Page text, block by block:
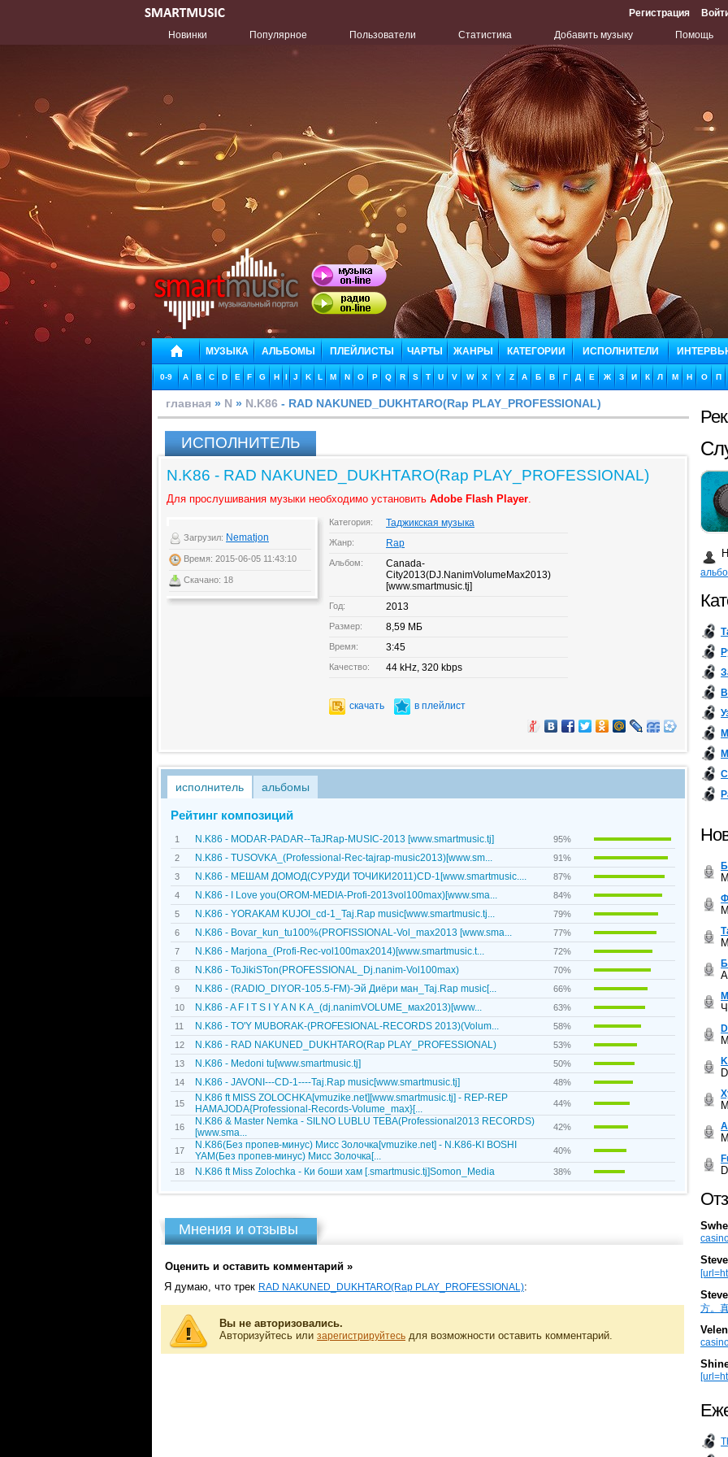
Регистрация
Новинки
Популярное Пользователи Статистика Добавить музыку Помощь
МУЗЫКА АЛЬБОМЫ ПЛЕЙЛИСТЫ ЧАРТЫ ЖАНРЫ КАТЕГОРИИ ИСПОЛНИТЕЛИ
0-9 A B C D E F G H I J K L M N O P Q R S T U V W X Y Z А Б В Г Д Е Ж З И К Л М Н О П
главная » N » N.K86 - RAD NAKUNED_DUKHTARO(Rap PLAY_PROFESSIONAL)
ИСПОЛНИТЕЛЬ
N.K86 - RAD NAKUNED_DUKHTARO(Rap PLAY_PROFESSIONAL)
Для прослушивания музыки необходимо установить Adobe Flash Player.
Загрузил: Nematjon
Время: 2015-06-05 11:43:10
Скачано: 18
Категория: Таджикская музыка
Жанр: Rap
Альбом:
Canada-
City2013(DJ.NanimVolumeMax2013)
[www.smartmusic.tj]
Год: 2013
Размер: 8,59 МБ
Время: 3:45
Качество: 44 kHz, 320 kbps
скачать в плейлист
исполнитель альбомы
Рейтинг композиций
1 N.K86 - MODAR-PADAR--TaJRap-MUSIC-2013 [www.smartmusic.tj]
95%
2
N.K86 - TUSOVKA_(Professional-Rec-tajrap-music2013)[www.sm...
91%
3
N.K86 - МЕШАМ ДОМОД(СУРУДИ ТОЧИКИ2011)CD-1[www.smartmusic....
87%
4
N.K86 - I Love you(OROM-MEDIA-Profi-2013vol100max)[www.sma...
84%
5
N.K86 - YORAKAM KUJOI_cd-1_Taj.Rap music[www.smartmusic.tj...
79%
6
N.K86 - Bovar_kun_tu100%(PROFISSIONAL-Vol_max2013 [www.sma...
77%
7
N.K86 - Marjona_(Profi-Rec-vol100max2014)[www.smartmusic.t...
72%
8
N.K86 - ToJikiSTon(PROFESSIONAL_Dj.nanim-Vol100max)
70%
9
N.K86 - (RADIO_DIYOR-105.5-FM)-Эй Диёри ман_Taj.Rap music[...
66%
10
N.K86 - A F I T S I Y A N K A_(dj.nanimVOLUME_мax2013)[www...
63%
11
N.K86 - TO'Y MUBORAK-(PROFESIONAL-RECORDS 2013)(Volum...
58%
12
N.K86 - RAD NAKUNED_DUKHTARO(Rap PLAY_PROFESSIONAL)
53%
13
N.K86 - Medoni tu[www.smartmusic.tj]
50%
14
N.K86 - JAVONI---CD-1----Taj.Rap music[www.smartmusic.tj] 48%
15
N.K86 ft MISS ZOLOCHKA[vmuzike.net][www.smartmusic.tj] - REP-REP
HAMAJODA{Professional-Records-Volume_max}[...
44%
16
N.K86 & Мaster Nemka - SILNO LUBLU TEBA(Professional2013 RECORDS)
[www.sma...
42%
17
N.K86(Без пропев-минус) Мисс Золочка[vmuzike.net] - N.K86-KI BOSHI
YAM(Без пропев-минус) Мисс Золочка[...
40%
18 N.K86 ft Miss Zolochka - Ки боши хам [.smartmusic.tj]Somon_Media 38%
Мнения и отзывы
Оценить и оставить комментарий »
Я думаю, что трек RAD NAKUNED_DUKHTARO(Rap PLAY_PROFESSIONAL):
Вы не авторизовались.
Авторизуйтесь или зарегистрируйтесь для возможности оставить комментарий.
方。